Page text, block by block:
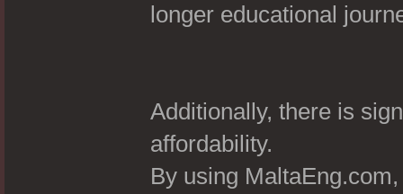
longer educational
Additionally, there is
affordability.
By using